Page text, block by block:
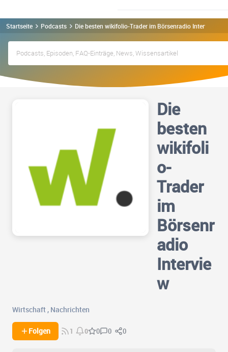
Startseite Podcasts Die besten wikifolio-Trader im Börsenradio Interview
Die
besten
wikifoli
o-
Trader
im
Börsenr
adio
Intervie
w
Wirtschaft , Nachrichten
Folgen 1 0 0 0 0